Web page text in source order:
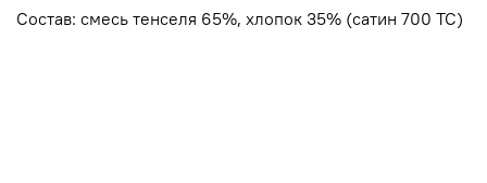
Состав: смесь тенселя 65%, хлопок 35% (сатин 700 ТС)